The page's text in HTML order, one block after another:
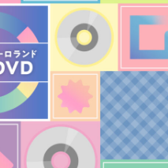
サービスガイド